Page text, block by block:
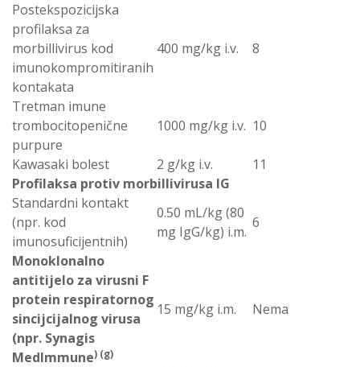
Postekspozicijska
profilaksa za
morbillivirus kod
imunokompromitiranih
kontakata
400 mg/kg i.v. 8
Tretman imune
trombocitopenične
purpure
1000 mg/kg i.v. 10
Kawasaki bolest 2 g/kg i.v.
11
Profilaksa protiv morbillivirusa IG
Standardni kontakt
(npr. kod
imunosuficijentnih)
0.50 mL/kg (80
mg IgG/kg) i.m.
6
Monoklonalno
antitijelo za virusni F
protein respiratornog
sincijcijalnog virusa
(npr. Synagis
MedImmune) (g)
15 mg/kg i.m. Nema